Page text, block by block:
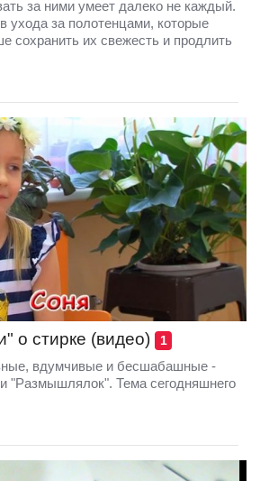
за ними умеет далеко не каждый.
ухода за полотенцами, которые
сохранить их свежесть и продлить
о стирке (видео) 1
вдумчивые и бесшабашные -
"Размышлялок". Тема сегодняшнего